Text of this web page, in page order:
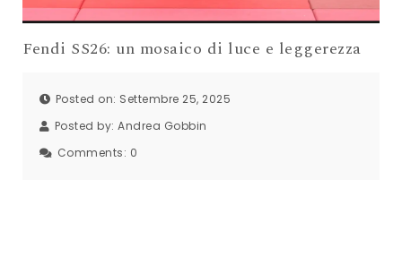
Fendi SS26: un mosaico di luce e leggerezza
Posted on: Settembre 25, 2025
Posted by: Andrea Gobbin
Comments: 0